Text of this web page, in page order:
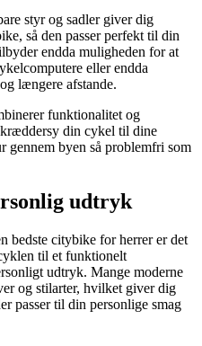
styr og sadler giver dig
så den passer perfekt til din
endda muligheden for at
eller endda
længere afstande.
funktionalitet og
din cykel til dine
gennem byen så problemfri som
udtryk
bedste citybike for herrer er det
til et funktionelt
udtryk. Mange moderne
og stilarter, hvilket giver dig
passer til din personlige smag